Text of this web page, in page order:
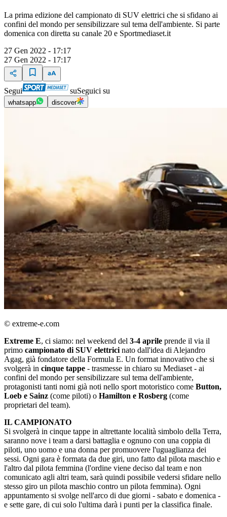
La prima edizione del campionato di SUV elettrici che si sfidano ai
confini del mondo per sensibilizzare sul tema dell'ambiente. Si parte
domenica con diretta su canale 20 e Sportmediaset.it
27 Gen 2022 - 17:17
27 Gen 2022 - 17:17
Segui suSeguici su
whatsapp discover
© extreme-e.com
Extreme E, ci siamo: nel weekend del 3-4 aprile prende il via il
primo campionato di SUV elettrici nato dall'idea di Alejandro
Agag, già fondatore della Formula E. Un format innovativo che si
svolgerà in cinque tappe - trasmesse in chiaro su Mediaset - ai
confini del mondo per sensibilizzare sul tema dell'ambiente,
protagonisti tanti nomi già noti nello sport motoristico come Button,
Loeb e Sainz (come piloti) o Hamilton e Rosberg (come
proprietari del team).
IL CAMPIONATO
Si svolgerà in cinque tappe in altrettante località simbolo della Terra,
saranno nove i team a darsi battaglia e ognuno con una coppia di
piloti, uno uomo e una donna per promuovere l'uguaglianza dei
sessi. Ogni gara è formata da due giri, uno fatto dal pilota maschio e
l'altro dal pilota femmina (l'ordine viene deciso dal team e non
comunicato agli altri team, sarà quindi possibile vedersi sfidare nello
stesso giro un pilota maschio contro un pilota femmina). Ogni
appuntamento si svolge nell'arco di due giorni - sabato e domenica -
e sette gare, di cui solo l'ultima darà i punti per la classifica finale.